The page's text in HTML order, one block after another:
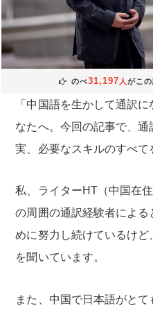
のべ31,197 人 がこ
「中国語を生かして通訳
なたへ。今回の記事で、
実、必要なスキルのすべて
私、ライターHT（中国在
の周囲の通訳経験者によ
めに努力し続けているけ
を聞いています。
また、中国で日本語がと